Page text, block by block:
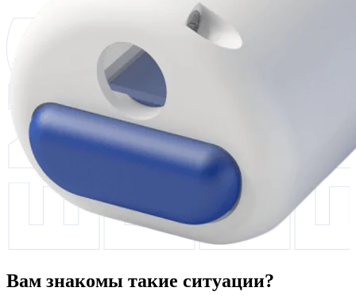
Вам знакомы такие ситуации?